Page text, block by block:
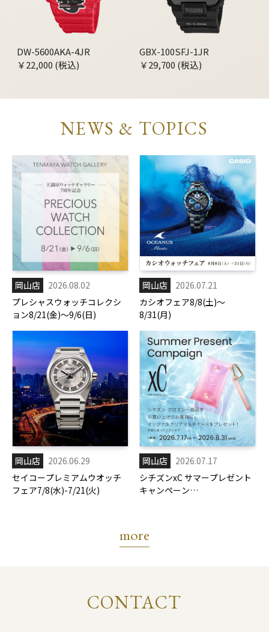
DW-5600AKA-4JR
￥22,000 (税込)
GBX-100SFJ-1JR
￥29,700 (税込)
NEWS & TOPICS
岡山店
2026.08.02
プレシャスウォッチコレクシ
ョン8/21(金)～9/6(日)
岡山店
2026.07.21
カシオフェア8/8(土)～
8/31(月)
岡山店
2026.06.29
セイコープレミアムウオッチ
フェア7/8(水)-7/21(火)
岡山店
2026.07.17
シチズンxC サマープレゼント
キャンペーン
more
CONTACT